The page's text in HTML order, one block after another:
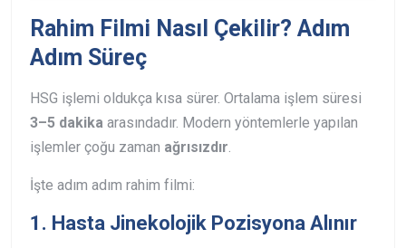
Rahim Filmi Nasıl Çekilir? Adım
Adım Süreç
HSG işlemi oldukça kısa sürer. Ortalama işlem süresi
3–5 dakika arasındadır. Modern yöntemlerle yapılan
işlemler çoğu zaman ağrısızdır.
İşte adım adım rahim filmi:
1. Hasta Jinekolojik Pozisyona Alınır